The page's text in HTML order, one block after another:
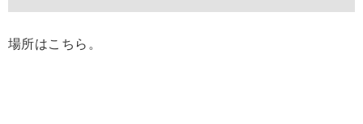
場所はこちら。